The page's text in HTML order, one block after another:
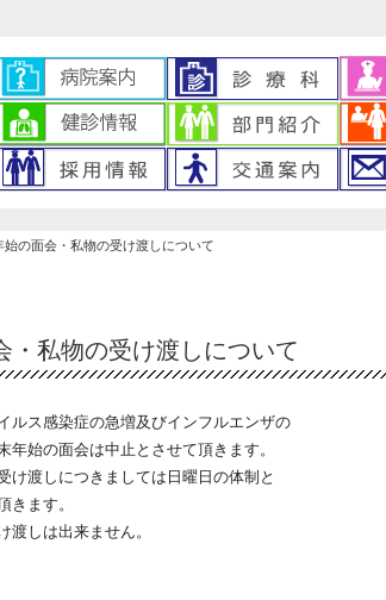
始の面会・私物の受け渡しについて
・私物の受け渡しについて
感染症の急増及びインフルエンザの
の面会は中止とさせて頂きます。
しにつきましては日曜日の体制と
ます。
は出来ません。